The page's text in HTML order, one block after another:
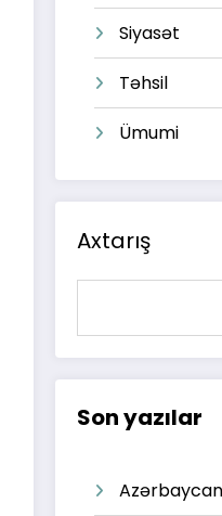
Siyasət
Təhsil
Ümumi
Axtarış
Son yazılar